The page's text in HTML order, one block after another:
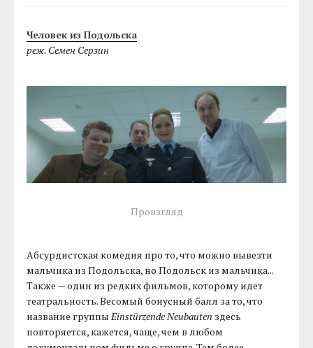
Человек из Подольска
реж. Семен Серзин
Провзгляд
Абсурдистская комедия про то, что можно вывезти
мальчика из Подольска, но Подольск из мальчика...
Также — один из редких фильмов, которому идет
театральность. Весомый бонусный балл за то, что
название группыEinstürzende Neubauten здесь
повторяется, кажется, чаще, чем в любом